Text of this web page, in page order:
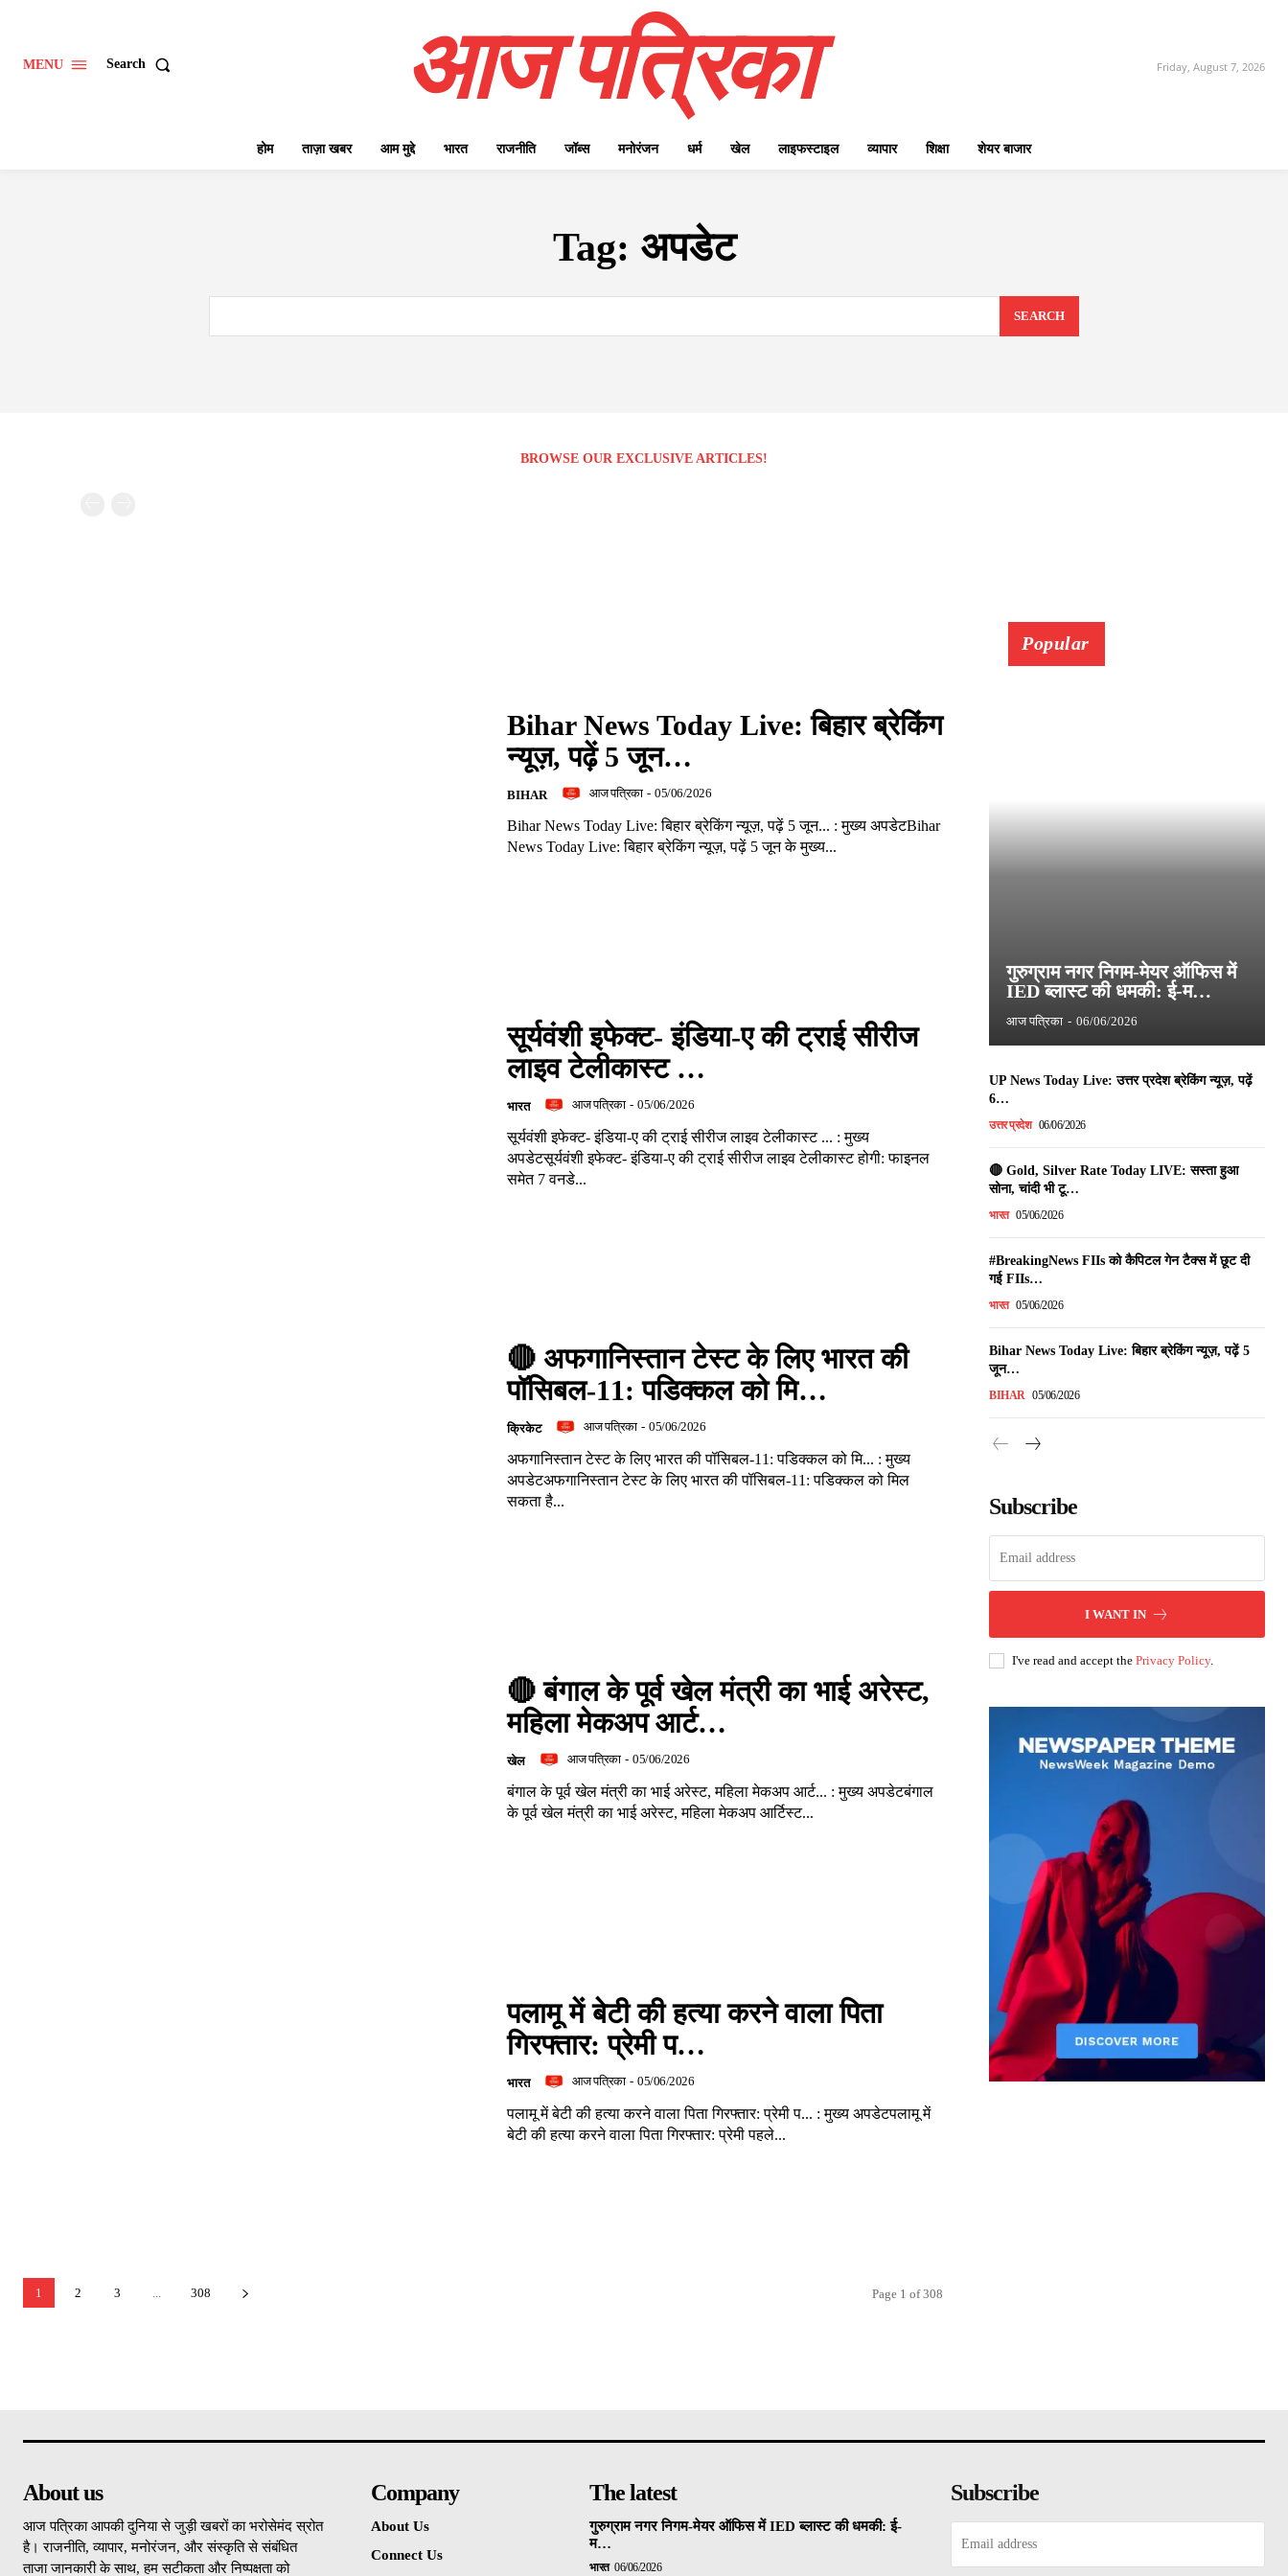
MENU Search आज पत्रिका Friday, August 7, 2026
होम ताज़ा खबर आम मुद्दे भारत राजनीति जॉब्स मनोरंजन धर्म खेल लाइफस्टाइल व्यापार शिक्षा शेयर बाजार
Tag: अपडेट
SEARCH
BROWSE OUR EXCLUSIVE ARTICLES!
Bihar News Today Live: बिहार ब्रेकिंग
न्यूज़, पढ़ें 5 जून…
BIHAR आज पत्रिका - 05/06/2026
Bihar News Today Live: बिहार ब्रेकिंग न्यूज़, पढ़ें 5 जून... : मुख्य अपडेटBihar
News Today Live: बिहार ब्रेकिंग न्यूज़, पढ़ें 5 जून के मुख्य...
सूर्यवंशी इफेक्ट- इंडिया-ए की ट्राई सीरीज
लाइव टेलीकास्ट …
भारत आज पत्रिका - 05/06/2026
सूर्यवंशी इफेक्ट- इंडिया-ए की ट्राई सीरीज लाइव टेलीकास्ट ... : मुख्य
अपडेटसूर्यवंशी इफेक्ट- इंडिया-ए की ट्राई सीरीज लाइव टेलीकास्ट होगी: फाइनल
समेत 7 वनडे...
🔴 अफगानिस्तान टेस्ट के लिए भारत की
पॉसिबल-11: पडिक्कल को मि…
क्रिकेट आज पत्रिका - 05/06/2026
अफगानिस्तान टेस्ट के लिए भारत की पॉसिबल-11: पडिक्कल को मि... : मुख्य
अपडेटअफगानिस्तान टेस्ट के लिए भारत की पॉसिबल-11: पडिक्कल को मिल
सकता है...
🔴 बंगाल के पूर्व खेल मंत्री का भाई अरेस्ट,
महिला मेकअप आर्ट…
खेल आज पत्रिका - 05/06/2026
बंगाल के पूर्व खेल मंत्री का भाई अरेस्ट, महिला मेकअप आर्ट... : मुख्य अपडेटबंगाल
के पूर्व खेल मंत्री का भाई अरेस्ट, महिला मेकअप आर्टिस्ट...
पलामू में बेटी की हत्या करने वाला पिता
गिरफ्तार: प्रेमी प…
भारत आज पत्रिका - 05/06/2026
पलामू में बेटी की हत्या करने वाला पिता गिरफ्तार: प्रेमी प... : मुख्य अपडेटपलामू में
बेटी की हत्या करने वाला पिता गिरफ्तार: प्रेमी पहले...
1 2 3 ... 308 Page 1 of 308
Popular
गुरुग्राम नगर निगम-मेयर ऑफिस में
IED ब्लास्ट की धमकी: ई-म…
आज पत्रिका - 06/06/2026
UP News Today Live: उत्तर प्रदेश ब्रेकिंग न्यूज़, पढ़ें
6…
उत्तर प्रदेश 06/06/2026
🔴 Gold, Silver Rate Today LIVE: सस्ता हुआ
सोना, चांदी भी टू…
भारत 05/06/2026
#BreakingNews FIIs को कैपिटल गेन टैक्स में छूट दी
गई FIIs…
भारत 05/06/2026
Bihar News Today Live: बिहार ब्रेकिंग न्यूज़, पढ़ें 5
जून…
BIHAR 05/06/2026
Subscribe
I WANT IN
I've read and accept the Privacy Policy.
About us
आज पत्रिका आपकी दुनिया से जुड़ी खबरों का भरोसेमंद स्रोत
है। राजनीति, व्यापार, मनोरंजन, और संस्कृति से संबंधित
ताजा जानकारी के साथ, हम सटीकता और निष्पक्षता को
Company
About Us
Connect Us
The latest
गुरुग्राम नगर निगम-मेयर ऑफिस में IED ब्लास्ट की धमकी: ई-
म…
भारत 06/06/2026
Subscribe